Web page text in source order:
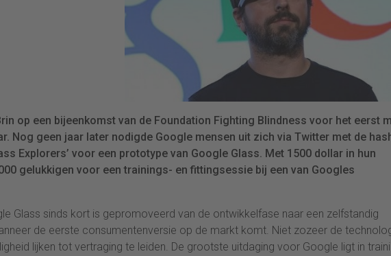
op een bijeenkomst van de Foundation Fighting Blindness voor het eerst
Nog geen jaar later nodigde Google mensen uit zich via Twitter met de
Explorers’ voor een prototype van Google Glass. Met 1500 dollar in hun
gelukkigen voor een trainings- en fittingsessie bij een van Googles
Glass sinds kort is gepromoveerd van de ontwikkelfase naar een zelfstandig
de eerste consumentenversie op de markt komt. Niet zozeer de
lijken tot vertraging te leiden. De grootste uitdaging voor Google ligt in